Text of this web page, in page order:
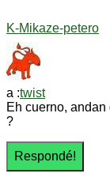
K-Mikaze-petero
a :twist
Eh cuerno,
?